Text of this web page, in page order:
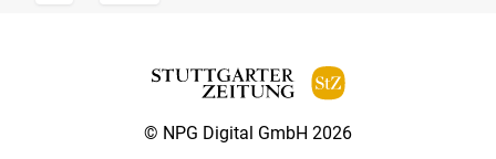
© NPG Digital GmbH 2026